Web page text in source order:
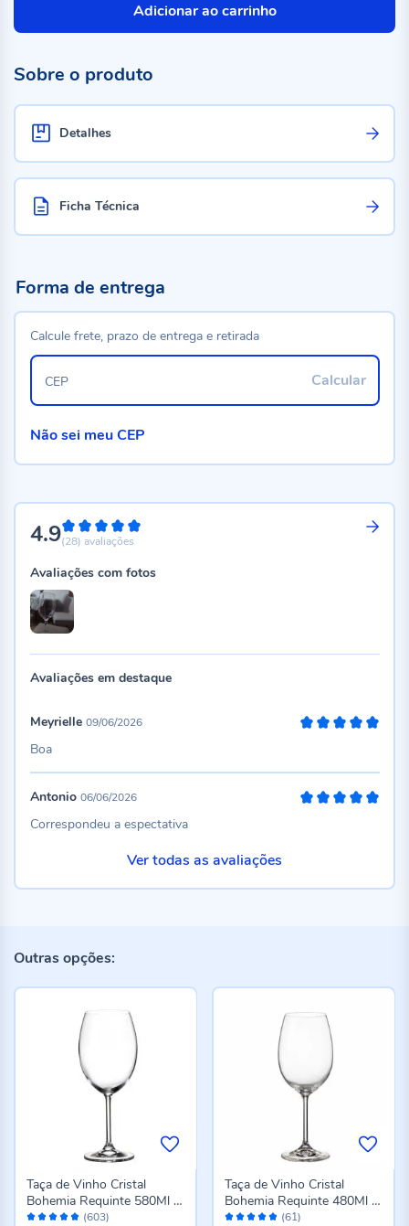
Adicionar ao carrinho
Sobre o produto
Detalhes
Ficha Técnica
4.998%
(28) avaliações
Avaliações com fotos
Avaliações em destaque
Meyrielle 09/06/2026
Boa
Antonio 06/06/2026
Correspondeu a espectativa
Ver todas as avaliações
Forma de entrega
Calcule frete, prazo de entrega e retirada
Calcular
CEP
Não sei meu CEP
Outras opções:
Avaliação: (603)
Taça de Vinho Cristal
Bohemia Requinte 580Ml -
Transparente
Avaliação: (61)
Taça de Vinho Cristal
Bohemia Requinte 480Ml -
Transparente